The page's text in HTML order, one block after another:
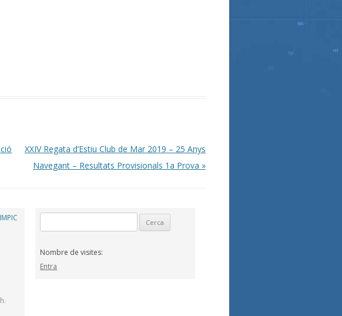
XXIV Regata d’Estiu Club de Mar 2019 – 25 Anys
Navegant – Resultats Provisionals 1a Prova »
Nombre de visites:
Entra